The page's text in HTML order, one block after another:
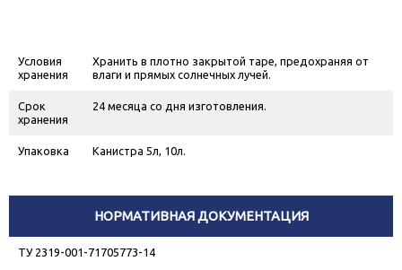
Условия
хранения
Хранить в плотно закрытой таре, предохраняя от
влаги и прямых солнечных лучей.
Срок
хранения
24 месяца со дня изготовления.
Упаковка Канистра 5л, 10л.
НОРМАТИВНАЯ ДОКУМЕНТАЦИЯ
ТУ 2319-001-71705773-14